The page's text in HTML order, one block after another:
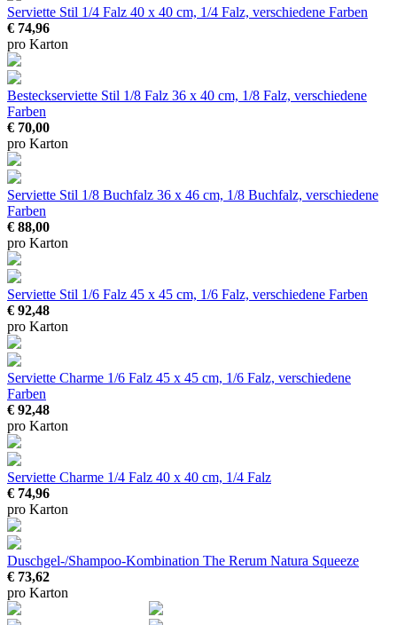
Serviette Stil 1/4 Falz 40 x 40 cm, 1/4 Falz, verschiedene Farben
€ 74,96
pro Karton
Besteckserviette Stil 1/8 Falz 36 x 40 cm, 1/8 Falz, verschiedene
Farben
€ 70,00
pro Karton
Serviette Stil 1/8 Buchfalz 36 x 46 cm, 1/8 Buchfalz, verschiedene
Farben
€ 88,00
pro Karton
Serviette Stil 1/6 Falz 45 x 45 cm, 1/6 Falz, verschiedene Farben
€ 92,48
pro Karton
Serviette Charme 1/6 Falz 45 x 45 cm, 1/6 Falz, verschiedene
Farben
€ 92,48
pro Karton
Serviette Charme 1/4 Falz 40 x 40 cm, 1/4 Falz
€ 74,96
pro Karton
Duschgel-/Shampoo-Kombination The Rerum Natura Squeeze
€ 73,62
pro Karton